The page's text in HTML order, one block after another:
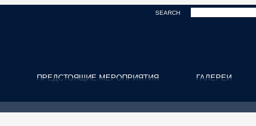
SEARCH
ПРЕДСТОЯЩИЕ МЕРОПРИЯТИЯ ГАЛЕРЕИ